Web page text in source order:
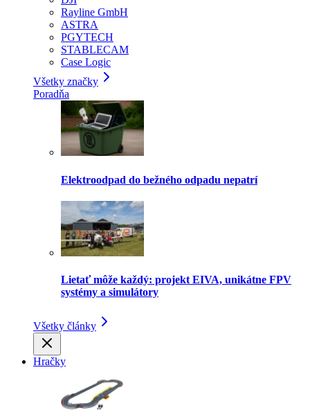
Rayline GmbH
ASTRA
PGYTECH
STABLECAM
Case Logic
Všetky značky
Poradňa
Elektroodpad do bežného odpadu nepatrí
Lietať môže každý: projekt EIVA, unikátne FPV
systémy a simulátory
Všetky články
Hračky